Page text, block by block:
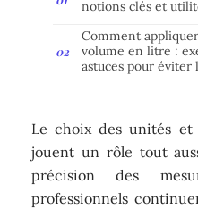
notions clés et
Comment
volume en litre :
astuces pour éviter
Le choix des unités
jouent un rôle tout
précision des
professionnels